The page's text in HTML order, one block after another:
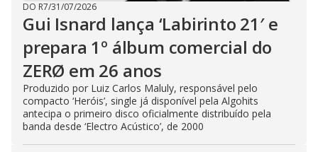
DO R7/31/07/2026
Gui Isnard lança ‘Labirinto 21′ e
prepara 1º álbum comercial do
ZERØ em 26 anos
Produzido por Luiz Carlos Maluly, responsável pelo
compacto ‘Heróis’, single já disponível pela Algohits
antecipa o primeiro disco oficialmente distribuído pela
banda desde ‘Electro Acústico’, de 2000